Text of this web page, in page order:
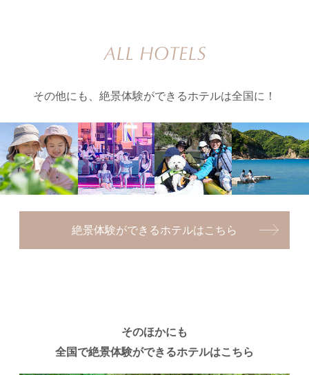
その他にも、絶景体験ができるホテルは全国に！
絶景体験ができるホテルはこちら
そのほかにも
全国で絶景体験ができるホテルはこちら